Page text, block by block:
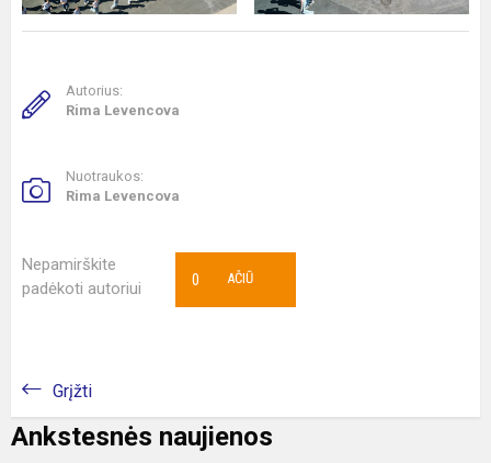
Autorius:
Rima Levencova
Nuotraukos:
Rima Levencova
Nepamirškite
padėkoti autoriui
AČIŪ
0
Grįžti
Ankstesnės naujienos